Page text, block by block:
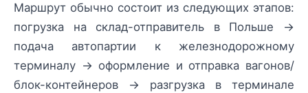
Маршрут обычно состоит из следующих этапов:
погрузка на склад-отправитель в Польше →
подача автопартии к железнодорожному
терминалу → оформление и отправка вагонов/
блок-контейнеров → разгрузка в терминале